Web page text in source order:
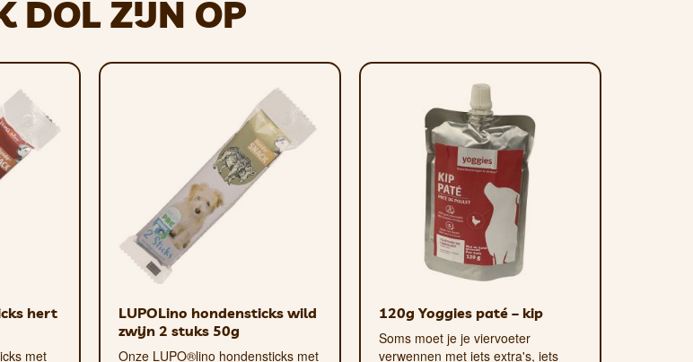
10,5%, ruwe celstof 0,14%, ruwe as 4,35%, vocht 37,66%.
enigszins variëren, afhankelijk van het seizoen en de leverancier van de
voor honden van alle leeftijden, groottes en rassen. Kan in elke
DOL ZIJN OP
hert
met
LUPOLino hondensticks wild
zwijn 2 stuks 50g
Onze LUPO®lino hondensticks met
120g Yoggies paté – kip
Soms moet je je viervoeter
verwennen met iets extra's, iets